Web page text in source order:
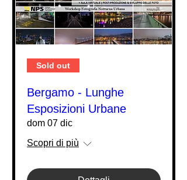
Sold out
Bergamo - Lunghe
Esposizioni Urbane
dom 07 dic
Scopri di più